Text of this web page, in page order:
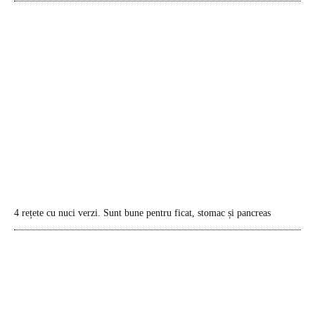
4 rețete cu nuci verzi. Sunt bune pentru ficat, stomac și pancreas